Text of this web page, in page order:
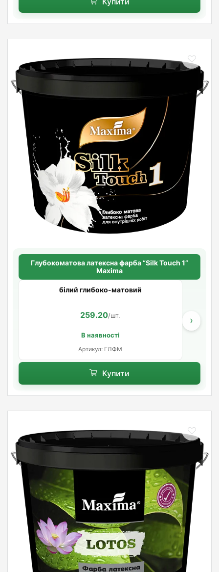
Глубокоматова латексна фарба “Silk Touch 1”
Maxima
білий глибоко-матовий
259.20/шт.
В наявності
Артикул: ГЛФМ
›
Купити